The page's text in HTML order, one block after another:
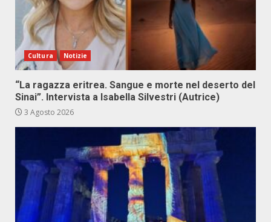
Cultura Notizie
“La ragazza eritrea. Sangue e morte nel deserto del
Sinai”. Intervista a Isabella Silvestri (Autrice)
3 Agosto 2026